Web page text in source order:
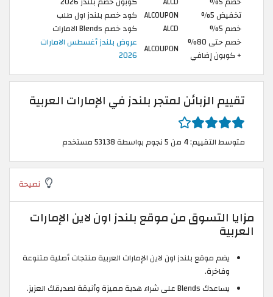
تخفيض 5%
ALCOUPON كود خصم بلندز اول طلب
خصم 5%
ALCD
كود خصم Blends الامارات
خصم حتى 80%
+ كوبون إضافي
ALCOUPON عروض بلندز أغسطس الامارات
2026
تقييم الزبائن لمتجر بلندز في الإمارات العربية
متوسط التقييم: 4 من 5 نجوم بواسطة 53138 مستخدم
نصيحة
مزايا التسوق من موقع بلندز اون لاين الإمارات
العربية
يضم موقع بلندز اون لاين الإمارات العربية منتجات أصلية متنوعة
وفاخرة.
يساعدك Blends على شراء هدية مميزة وأنيقة لصديقك العزيز.